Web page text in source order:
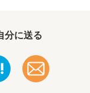
分に送る